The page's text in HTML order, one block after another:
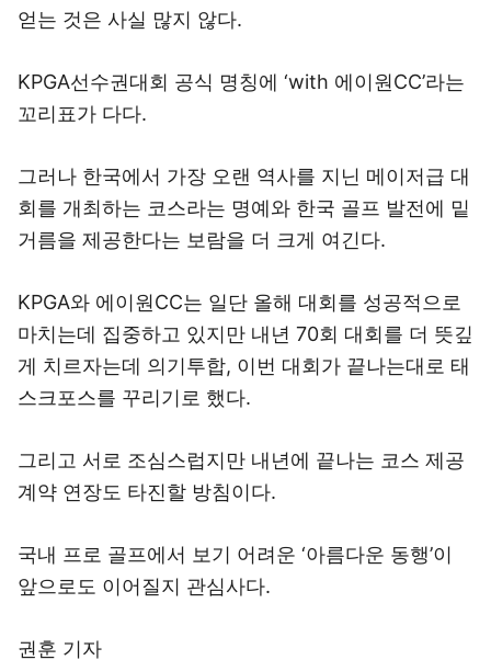
얻는 것은 사실 많지 않다.
KPGA선수권대회 공식 명칭에 ‘with 에이원CC’라는
꼬리표가 다다.
그러나 한국에서 가장 오랜 역사를 지닌 메이저급 대
회를 개최하는 코스라는 명예와 한국 골프 발전에 밑
거름을 제공한다는 보람을 더 크게 여긴다.
KPGA와 에이원CC는 일단 올해 대회를 성공적으로
마치는데 집중하고 있지만 내년 70회 대회를 더 뜻깊
게 치르자는데 의기투합, 이번 대회가 끝나는대로 태
스크포스를 꾸리기로 했다.
그리고 서로 조심스럽지만 내년에 끝나는 코스 제공
계약 연장도 타진할 방침이다.
국내 프로 골프에서 보기 어려운 ‘아름다운 동행’이
앞으로도 이어질지 관심사다.
권훈 기자